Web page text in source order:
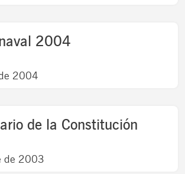
2004
2004
de la Constitución
de 2003